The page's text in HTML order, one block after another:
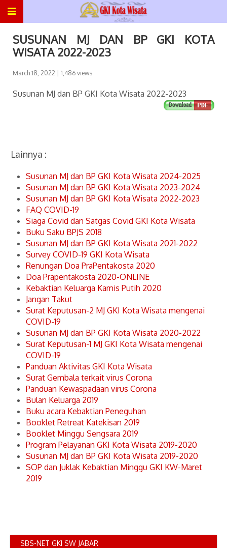
SUSUNAN MJ DAN BP GKI KOTA
WISATA 2022-2023
March 18, 2022 | 1,486 views
Susunan MJ dan BP GKI Kota Wisata 2022-2023
Lainnya :
Susunan MJ dan BP GKI Kota Wisata 2024-2025
Susunan MJ dan BP GKI Kota Wisata 2023-2024
Susunan MJ dan BP GKI Kota Wisata 2022-2023
FAQ COVID-19
Siaga Covid dan Satgas Covid GKI Kota Wisata
Buku Saku BPJS 2018
Susunan MJ dan BP GKI Kota Wisata 2021-2022
Survey COVID-19 GKI Kota Wisata
Renungan Doa PraPentakosta 2020
Doa Prapentakosta 2020-ONLINE
Kebaktian Keluarga Kamis Putih 2020
Jangan Takut
Surat Keputusan-2 MJ GKI Kota Wisata mengenai
COVID-19
Susunan MJ dan BP GKI Kota Wisata 2020-2022
Surat Keputusan-1 MJ GKI Kota Wisata mengenai
COVID-19
Panduan Aktivitas GKI Kota Wisata
Surat Gembala terkait virus Corona
Panduan Kewaspadaan virus Corona
Bulan Keluarga 2019
Buku acara Kebaktian Peneguhan
Booklet Retreat Katekisan 2019
Booklet Minggu Sengsara 2019
Program Pelayanan GKI Kota Wisata 2019-2020
Susunan MJ dan BP GKI Kota Wisata 2019-2020
SOP dan Juklak Kebaktian Minggu GKI KW-Maret
2019
SBS-NET GKI SW JABAR